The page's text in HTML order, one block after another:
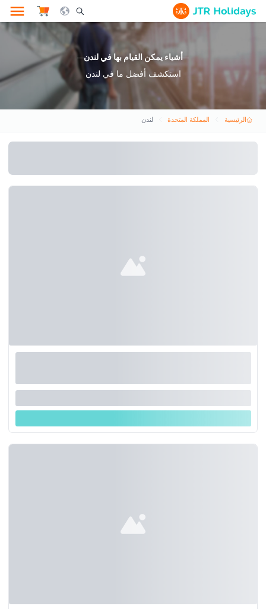
Search Opener Icon
أشياء يمكن القيام بها في لندن
استكشف أفضل ما في لندن
الرئيسية المملكة المتحدة لندن